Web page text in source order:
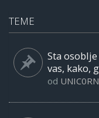
TEME
Sta
vas, kako,
od UNIC0RN